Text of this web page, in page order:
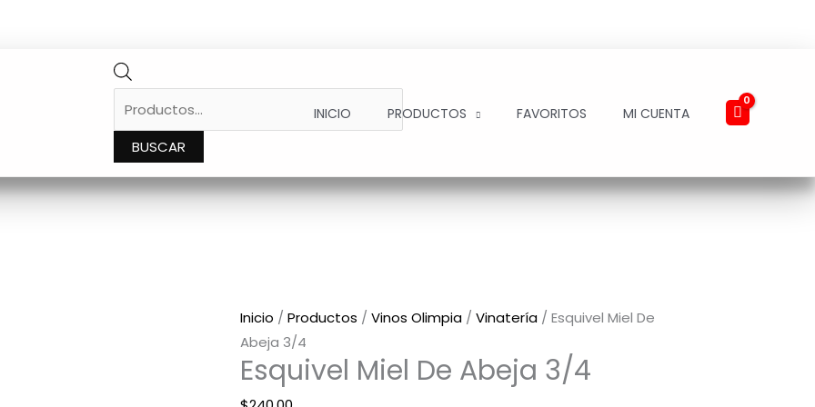
PRODUCTS
BUSCAR
INICIO PRODUCTOS FAVORITOS MI CUENTA
Inicio / Productos / Vinos Olimpia / Vinatería / Esquivel Miel De
Abeja 3/4
Esquivel Miel De Abeja 3/4
Abeja
3/4
cantidad